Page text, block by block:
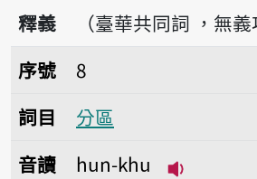
釋義
（臺華共同詞 ，無義
序號8分區
序號
8
詞目
分區
音讀
hun-khu